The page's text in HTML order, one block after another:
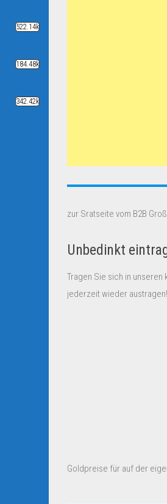
zur Sratseite vom B2B
Unbedinkt
Tragen Sie sich in
jederzeit wieder austragen!
Goldpreise für auf der
522.14k
184.48k
342.42k